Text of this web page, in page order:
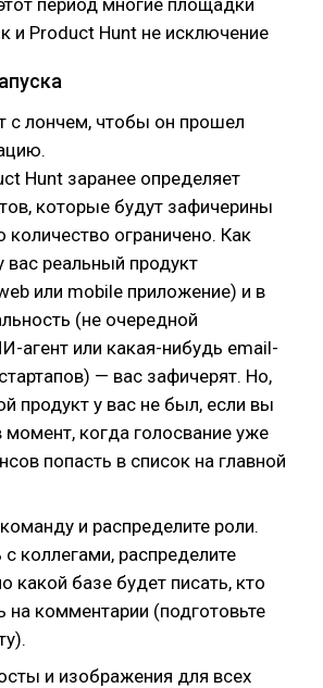
период многие площадки
и Product Hunt не исключение
с лончем, чтобы он прошел
Hunt заранее определяет
которые будут зафичерины
количество ограничено. Как
вас реальный продукт
или mobile приложение) и в
(не очередной
агент или какая-нибудь email-
— вас зафичерят. Но,
продукт у вас не был, если вы
момент, когда голосвание уже
попасть в список на главной
и распределите роли.
с коллегами, распределите
какой базе будет писать, кто
на комментарии (подготовьте
и изображения для всех